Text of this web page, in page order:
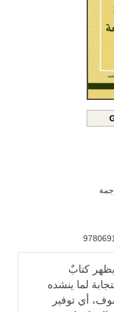
يظهر كتابٌ
لما ينشده
أي توفير